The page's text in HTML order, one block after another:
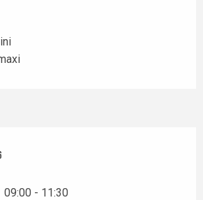
août 2026
09:00 - 11:30